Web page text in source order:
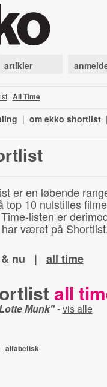
artikler
| All Time
| om ekko shortlist |
er en løbende
top 10 nulstilles
listen er
været på
nu | all time
all
Munk"-vis alle
alfabetisk